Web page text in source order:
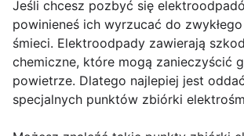
Jeśli chcesz pozbyć się
powinieneś ich wyrzucać do
śmieci. Elektroodpady zawierają
chemiczne, które mogą zanieczyścić
powietrze. Dlatego najlepiej jest
specjalnych punktów zbiórki